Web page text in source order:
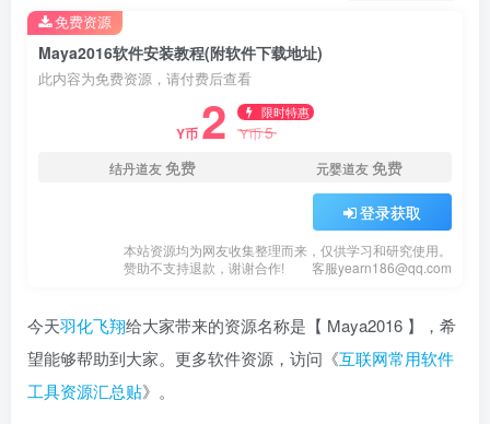
Maya2016软件安装教程(附软件下载地址)
此内容为免费资源，请付费后查看
Y币 2 限时特惠
Y币5
结丹道友免费 元婴道友免费
登录获取
本站资源均为网友收集整理而来，仅供学习和研究使用。
赞助不支持退款，谢谢合作!
客服yearn186@qq.com
免费资源
今天羽化飞翔给大家带来的资源名称是【 Maya2016 】，希
望能够帮助到大家。更多软件资源，访问《互联网常用软件
工具资源汇总贴》。